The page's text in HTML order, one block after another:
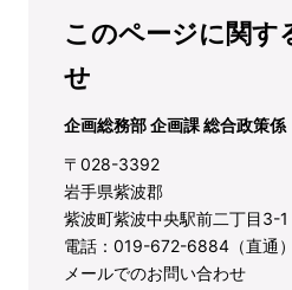
このページに関す
せ
企画総務部 企画課 総合政策係
〒028-3392
岩手県紫波郡
紫波町紫波中央駅前二丁目3-1
電話：019-672-6884（直通）
メールでのお問い合わせ